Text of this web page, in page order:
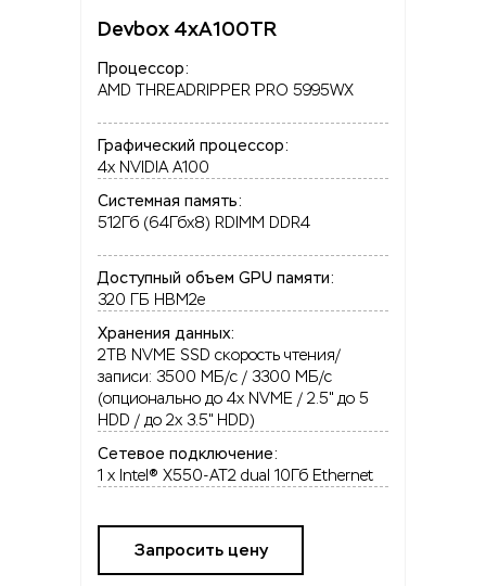
Devbox 4xA100TR
Процессор:
AMD THREADRIPPER PRO 5995WX
Графический процессор:
4x NVIDIA A100
Системная память:
512Гб (64Гбx8) RDIMM DDR4
Доступный объем GPU памяти:
320 ГБ HBM2e
Хранения данных:
2TB NVME SSD скорость чтения/
записи: 3500 МБ/с / 3300 МБ/с
(опционально до 4x NVME / 2.5" до 5
HDD / до 2x 3.5" HDD)
Сетевое подключение:
1 x Intel® X550-AT2 dual 10Гб Ethernet
Запросить цену